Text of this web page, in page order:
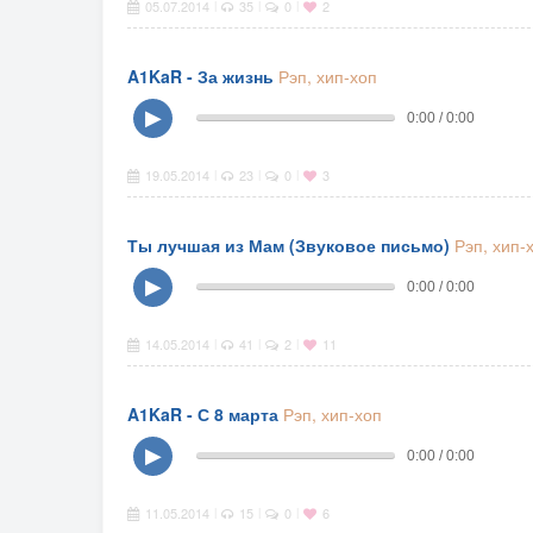
05.07.2014 35 0 2
A1KaR - За жизнь Рэп, хип-хоп
▶
0:00 / 0:00
19.05.2014 23 0 3
Ты лучшая из Мам (Звуковое письмо) Рэп, хип-
▶
0:00 / 0:00
14.05.2014 41 2 11
A1KaR - С 8 марта Рэп, хип-хоп
▶
0:00 / 0:00
11.05.2014 15 0 6